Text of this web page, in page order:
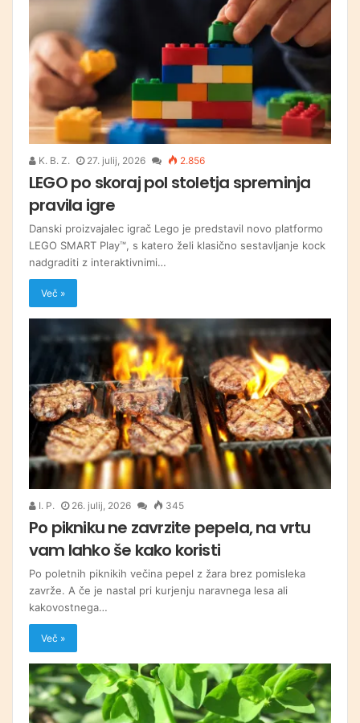
K. B. Z. 27. julij, 2026 2.856
LEGO po skoraj pol stoletja spreminja
pravila igre
Danski proizvajalec igrač Lego je predstavil novo platformo
LEGO SMART Play™, s katero želi klasično sestavljanje kock
nadgraditi z interaktivnimi…
Več »
I. P. 26. julij, 2026 345
Po pikniku ne zavrzite pepela, na vrtu
vam lahko še kako koristi
Po poletnih piknikih večina pepel z žara brez pomisleka
zavrže. A če je nastal pri kurjenju naravnega lesa ali
kakovostnega…
Več »